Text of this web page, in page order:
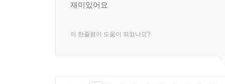
재미있어요
이 한줄평이 도움이 되었나요?